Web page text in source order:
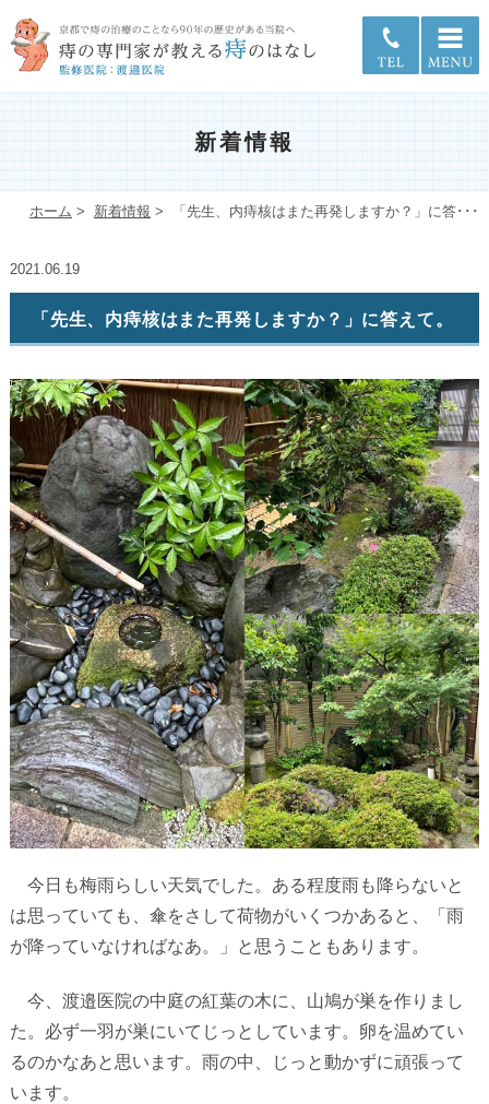
新着情報
ホーム > 新着情報 > 「先生、内痔核はまた再発しますか？」に答･･･
2021.06.19
「先生、内痔核はまた再発しますか？」に答えて。
今日も梅雨らしい天気でした。ある程度雨も降らないと
は思っていても、傘をさして荷物がいくつかあると、「雨
が降っていなければなあ。」と思うこともあります。
今、渡邉医院の中庭の紅葉の木に、山鳩が巣を作りまし
た。必ず一羽が巣にいてじっとしています。卵を温めてい
るのかなあと思います。雨の中、じっと動かずに頑張って
います。